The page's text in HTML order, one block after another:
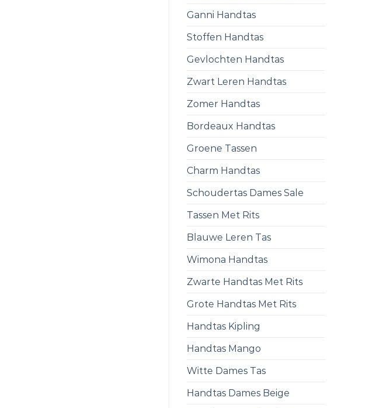
Ganni Handtas
Stoffen Handtas
Gevlochten Handtas
Zwart Leren Handtas
Zomer Handtas
Bordeaux Handtas
Groene Tassen
Charm Handtas
Schoudertas Dames Sale
Tassen Met Rits
Blauwe Leren Tas
Wimona Handtas
Zwarte Handtas Met Rits
Grote Handtas Met Rits
Handtas Kipling
Handtas Mango
Witte Dames Tas
Handtas Dames Beige